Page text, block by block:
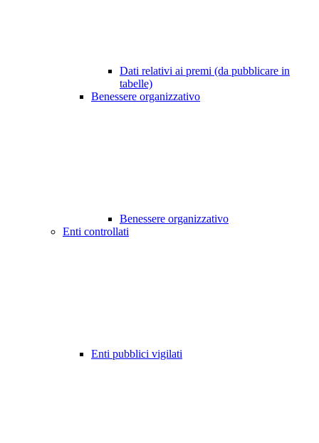
Dati relativi ai premi (da pubblicare in
tabelle)
Benessere organizzativo
Benessere organizzativo
Enti controllati
Enti pubblici vigilati